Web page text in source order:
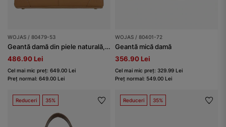
WOJAS / 80479-53
Geantă damă din piele naturală, maro deschis
486.90 Lei
Cel mai mic preț: 649.00 Lei
Preț normal: 649.00 Lei
WOJAS / 80401-72
Geantă mică damă
356.90 Lei
Cel mai mic preț: 329.99 Lei
Preț normal: 549.00 Lei
Reduceri 35% Reduceri 35%